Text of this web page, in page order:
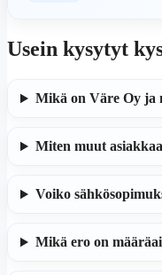
Usein kysytyt
Mikä on Väre Oy ja
Miten muut
Voiko
Mikä ero on